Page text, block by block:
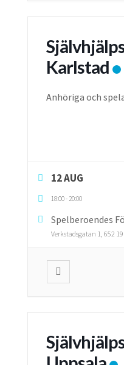
Karlstad
Anhöriga och
12 AUG
18:00- 20:00
Spelberoendes
Verkstadsgatan 1, 652